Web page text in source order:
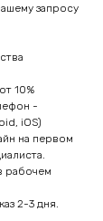
запросу
10%
-
iOS)
на первом
рабочем
2-3 дня.